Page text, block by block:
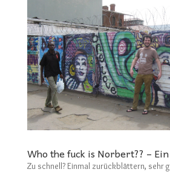
Who the fuck is Norbert?? –
Zu schnell? Einmal zurückblättern, sehr